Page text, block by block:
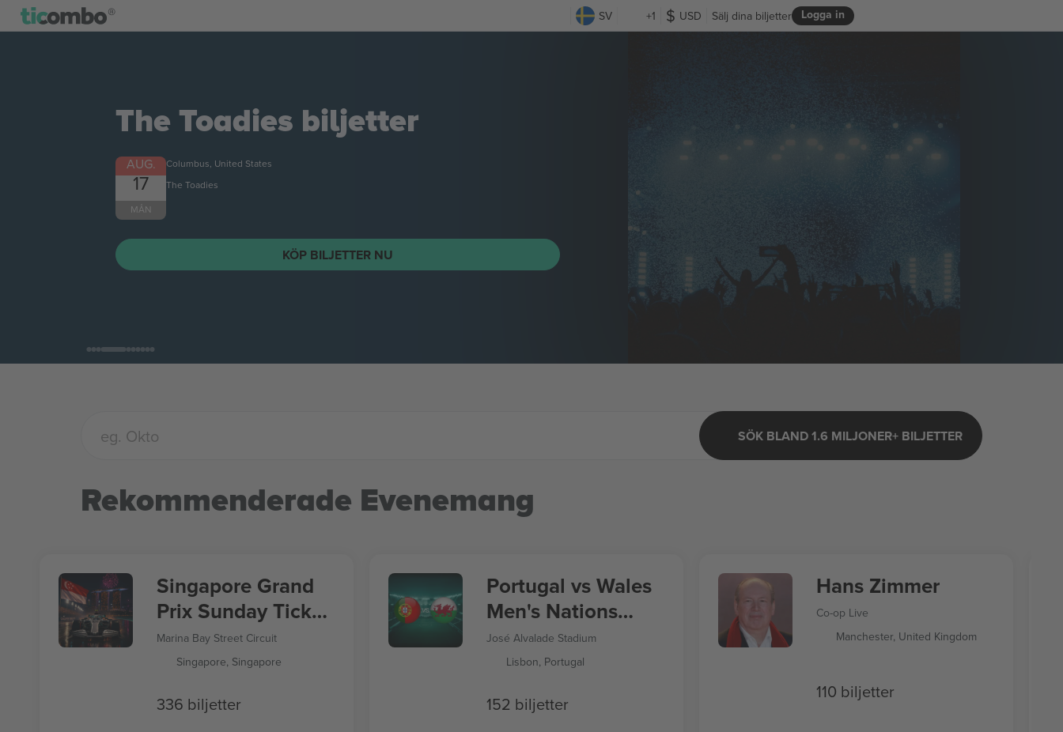
SV +1 USD Logga in
Sälj dina biljetter
The Toadies biljetter
AUG.
17
MÅN
Columbus, United States
The Toadies
KÖP BILJETTER NU
SÖK BLAND 1.6 MILJONER+ BILJETTER
Rekommenderade Evenemang
Singapore Grand
Prix Sunday Ticket
Formula 1
Marina Bay Street Circuit
Singapore, Singapore
336 biljetter
Portugal vs Wales
Men's Nations
League
José Alvalade Stadium
Lisbon, Portugal
152 biljetter
Hans Zimmer
Co-op Live
Manchester, United Kingdom
110 biljetter